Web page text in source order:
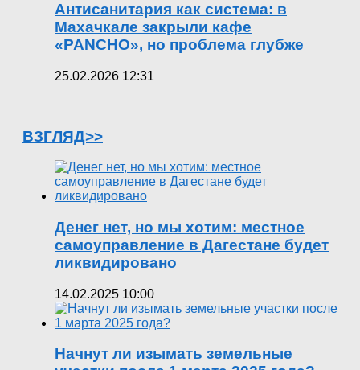
Антисанитария как система: в
Махачкале закрыли кафе
«PANCHO», но проблема глубже
25.02.2026 12:31
ВЗГЛЯД>>
Денег нет, но мы хотим: местное
самоуправление в Дагестане будет
ликвидировано
14.02.2025 10:00
Начнут ли изымать земельные